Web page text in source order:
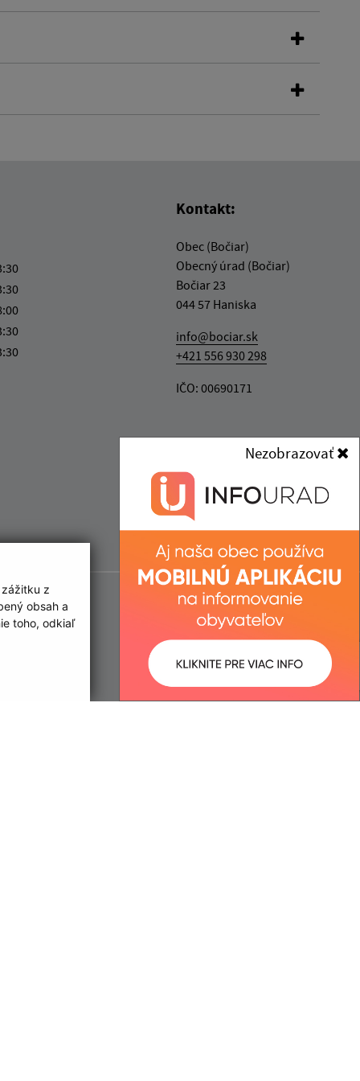
z
obsah a
toho, odkiaľ
Kontakt:
Obec (Bočiar)
Obecný úrad (Bočiar)
Bočiar 23
044 57 Haniska
info@bociar.sk
+421 556 930 298
IČO: 00690171
Nezobrazovať